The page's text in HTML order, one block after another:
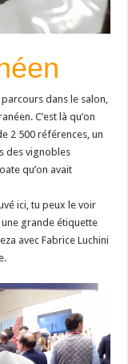
dans le salon,
C’est là qu’on
2 500 références, un
des vignobles
qu’on avait
ici, tu peux le voir
grande étiquette
avec Fabrice Luchini